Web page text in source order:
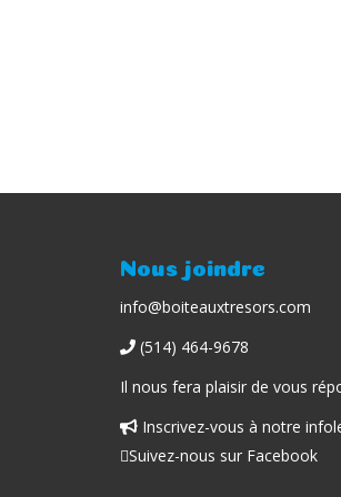
Nous joindre
info@boiteauxtresors.com
(514) 464-9678
Il nous fera plaisir de vous
Inscrivez-vous à notre
Facebook
Suivez-nous sur Facebook